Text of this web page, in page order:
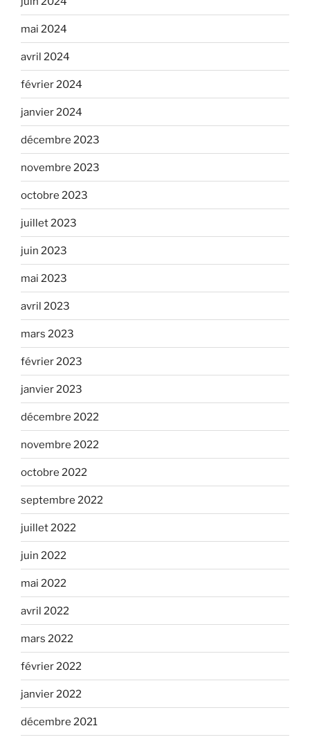
mai 2024
avril 2024
février 2024
janvier 2024
décembre 2023
novembre 2023
octobre 2023
juillet 2023
juin 2023
mai 2023
avril 2023
mars 2023
février 2023
janvier 2023
décembre 2022
novembre 2022
octobre 2022
septembre 2022
juillet 2022
juin 2022
mai 2022
avril 2022
mars 2022
février 2022
janvier 2022
décembre 2021